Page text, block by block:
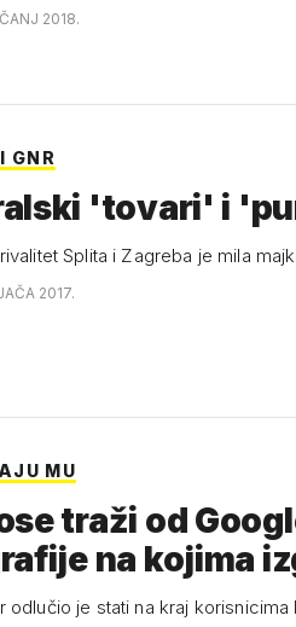
2018.
GNR
'tovari' i
Splita i Zagreba je mila
2017.
MU
traži od
na kojima
odlučio je stati na kraj